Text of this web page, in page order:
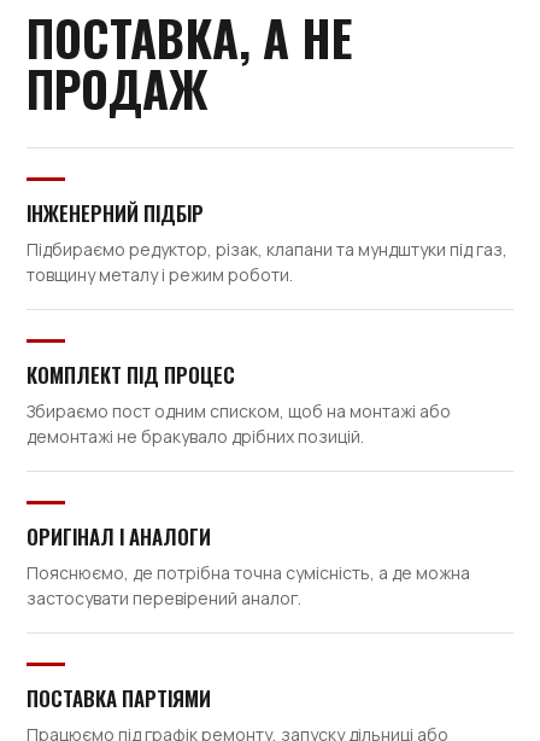
ПОСТАВКА, А НЕ
ПРОДАЖ
ІНЖЕНЕРНИЙ ПІДБІР
Підбираємо редуктор, різак, клапани та мундштуки під газ,
товщину металу і режим роботи.
КОМПЛЕКТ ПІД ПРОЦЕС
Збираємо пост одним списком, щоб на монтажі або
демонтажі не бракувало дрібних позицій.
ОРИГІНАЛ І АНАЛОГИ
Пояснюємо, де потрібна точна сумісність, а де можна
застосувати перевірений аналог.
ПОСТАВКА ПАРТІЯМИ
Працюємо під графік ремонту, запуску дільниці або